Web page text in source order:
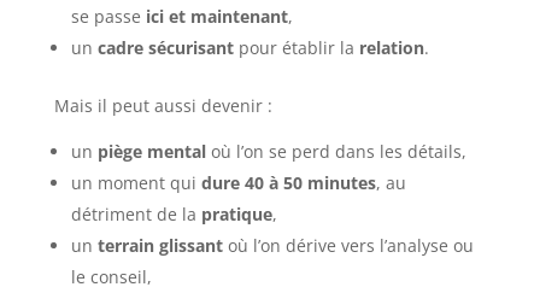
se passe ici et maintenant,
un cadre sécurisantpour établir la relation.
Mais il peut aussi devenir :
un piège mentaloù l’on se perd dans les détails,
un moment qui dure 40 à 50 minutes, au
détriment de la pratique,
un terrain glissantoù l’on dérive vers l’analyse ou
le conseil,